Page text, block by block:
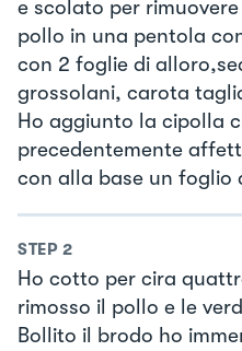
e scolato per
pollo in una pentola
con 2 foglie di
grossolani, carota
Ho aggiunto la cipolla
precedentemente
con alla base un foglio
STEP 2
Ho cotto per cira
rimosso il pollo e le
Bollito il brodo ho